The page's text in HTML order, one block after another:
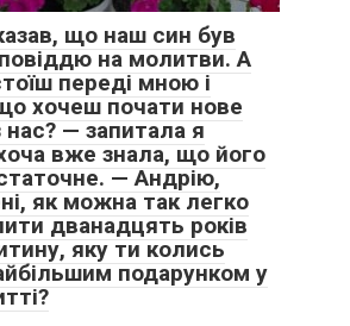
що наш син був
на молитви. А
переді мною і
хочеш почати нове
— запитала я
вже знала, що його
— Андрію,
як можна так легко
дванадцять років
яку ти колись
подарунком у